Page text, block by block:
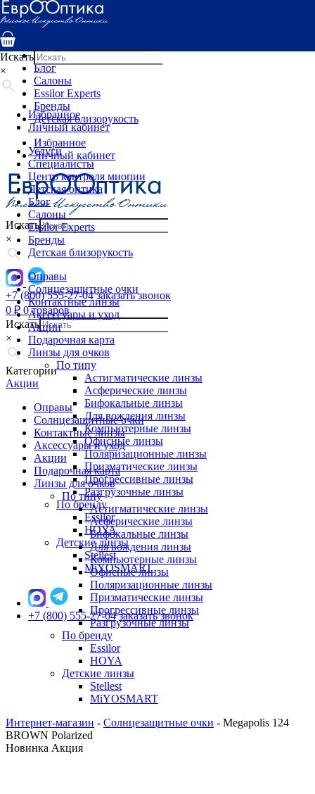
Услуги
Специалисты
Детская оптика
Блог
Салоны
Essilor Experts
Бренды
Детская близорукость
Избранное
Личный кабинет
Искать
×
+7 (800) 555-27-04 заказать звонок
0 ₽ 0 товаров
Искать
×
Категории
Акции
Оправы
Солнцезащитные очки
Контактные линзы
Аксессуары и уход
Акции
Подарочная карта
Линзы для очков
По типу
Астигматические линзы
Асферические линзы
Бифокальные линзы
Для вождения линзы
Компьютерные линзы
Офисные линзы
Поляризационные линзы
Призматические линзы
Прогрессивные линзы
Разгрузочные линзы
По бренду
Essilor
HOYA
Детские линзы
Stellest
MiYOSMART
Искать
×
Избранное
Личный кабинет
Услуги
Специалисты
Центр контроля миопии
Детская оптика
Блог
Салоны
Essilor Experts
Бренды
Детская близорукость
Оправы
Солнцезащитные очки
Контактные линзы
Аксессуары и уход
Акции
Подарочная карта
Линзы для очков
По типу
Астигматические линзы
Асферические линзы
Бифокальные линзы
Для вождения линзы
Компьютерные линзы
Офисные линзы
Поляризационные линзы
Призматические линзы
Прогрессивные линзы
Разгрузочные линзы
По бренду
Essilor
HOYA
Детские линзы
Stellest
MiYOSMART
+7 (800) 555-27-04 заказать звонок
Интернет-магазин - Солнцезащитные очки - Megapolis 124
BROWN Polarized
Новинка Акция